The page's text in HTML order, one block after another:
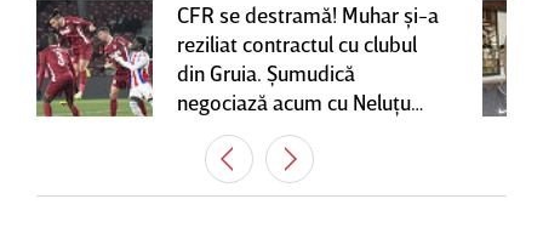
CFR se destramă! Muhar şi-a
reziliat contractul cu clubul
din Gruia. Şumudică
negociază acum cu Neluţu
Varga, care mai are o
variantă pentru banca tehnică
| EXCLUSIV